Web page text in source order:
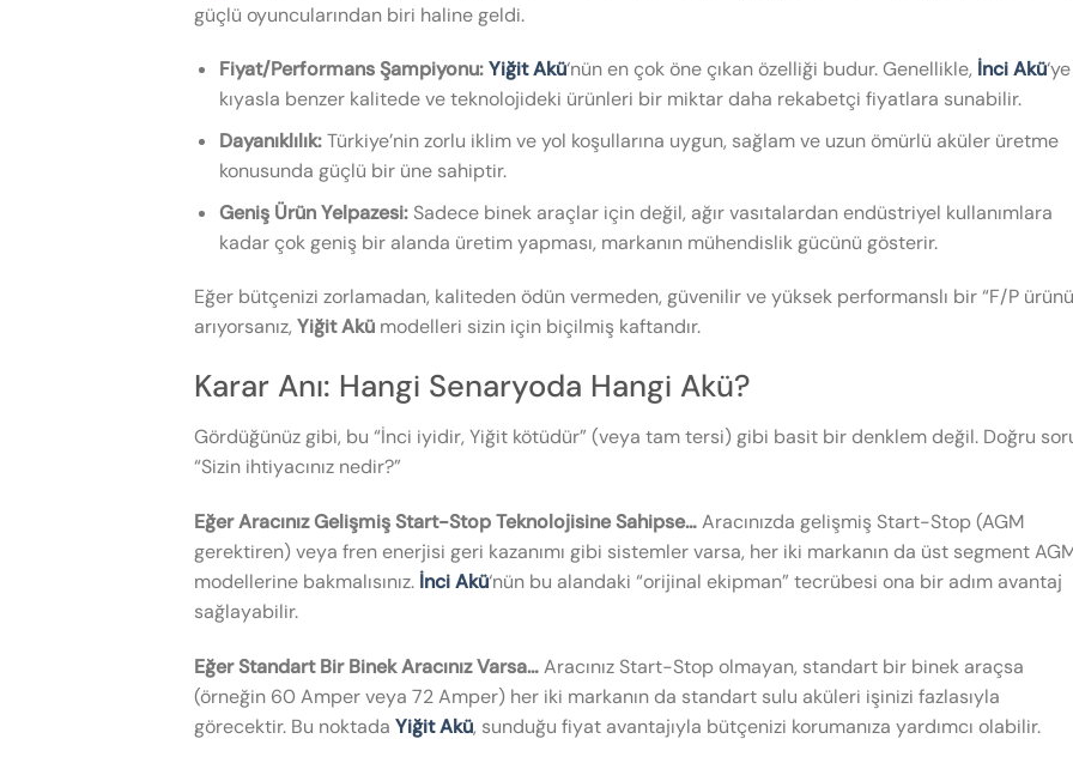
güçlü oyuncularından biri haline geldi.
Fiyat/Performans Şampiyonu: Yiğit Akü‘nün en çok öne çıkan özelliği budur. Genellikle, İnci Akü‘ye
kıyasla benzer kalitede ve teknolojideki ürünleri bir miktar daha rekabetçi fiyatlara sunabilir.
Dayanıklılık:Türkiye’nin zorlu iklim ve yol koşullarına uygun, sağlam ve uzun ömürlü aküler üretme
konusunda güçlü bir üne sahiptir.
Geniş Ürün Yelpazesi:Sadece binek araçlar için değil, ağır vasıtalardan endüstriyel kullanımlara
kadar çok geniş bir alanda üretim yapması, markanın mühendislik gücünü gösterir.
Eğer bütçenizi zorlamadan, kaliteden ödün vermeden, güvenilir ve yüksek performanslı bir “F/P
arıyorsanız, Yiğit Akü modelleri sizin için biçilmiş kaftandır.
Karar Anı: Hangi Senaryoda Hangi Akü?
Gördüğünüz gibi, bu “İnci iyidir, Yiğit kötüdür” (veya tam tersi) gibi basit bir denklem değil. Doğru
“Sizin ihtiyacınız nedir?”
Eğer Aracınız Gelişmiş Start-Stop Teknolojisine Sahipse…Aracınızda gelişmiş Start-Stop (AGM
gerektiren) veya fren enerjisi geri kazanımı gibi sistemler varsa, her iki markanın da üst segment
modellerine bakmalısınız. İnci Akü‘nün bu alandaki “orijinal ekipman” tecrübesi ona bir adım avantaj
sağlayabilir.
Eğer Standart Bir Binek Aracınız Varsa…Aracınız Start-Stop olmayan, standart bir binek araçsa
(örneğin 60 Amper veya 72 Amper) her iki markanın da standart sulu aküleri işinizi fazlasıyla
görecektir. Bu noktada Yiğit Akü, sunduğu fiyat avantajıyla bütçenizi korumanıza yardımcı olabilir.